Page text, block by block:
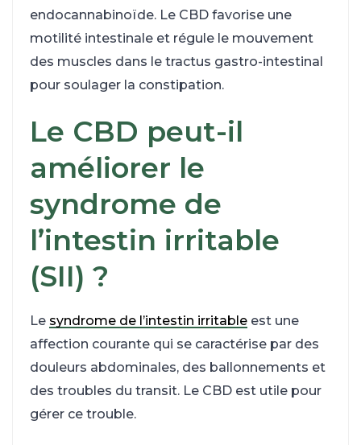
endocannabinoïde. Le CBD favorise une
motilité intestinale et régule le mouvement
des muscles dans le tractus gastro-intestinal
pour soulager la constipation.
Le CBD peut-il
améliorer le
syndrome de
l’intestin irritable
(SII) ?
Le syndrome de l’intestin irritableest une
affection courante qui se caractérise par des
douleurs abdominales, des ballonnements et
des troubles du transit. Le CBD est utile pour
gérer ce trouble.